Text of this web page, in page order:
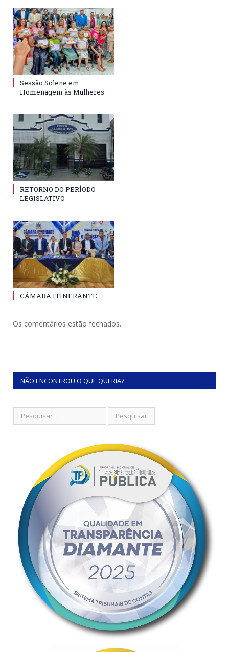
Sessão Solene em
Homenagem às Mulheres
RETORNO DO PERÍODO
LEGISLATIVO
CÂMARA ITINERANTE
Os comentários estão fechados.
NÃO ENCONTROU O QUE QUERIA?